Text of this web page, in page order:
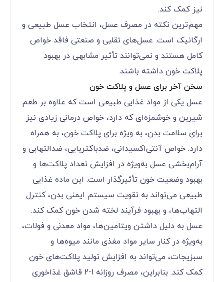
نیز کمک کند.
مهم‌ترین نکته در مصرف عسل، انتخاب عسل طبیعی و
ارگانیک است. عسل‌های تقلبی و صنعتی فاقد خواص
کامل هستند و نمی‌توانند تأثیر مشابهی در بهبود
پلاکت خون داشته باشند.
سخن آخر برای عسل و پلاکت خون
عسل یکی از مواد غذایی طبیعی است که علاوه بر طعم
شیرین و خوشمزه‌ای که دارد، خواص درمانی زیادی نیز
برای سلامت بدن، به ویژه برای پلاکت خون، به همراه
دارد. خواص آنتی‌اکسیدانی، ضدباکتریایی، ضدالتهابی و
آرام‌بخشی عسل به‌ویژه در افزایش تعداد پلاکت‌ها و
بهبود وضعیت خون تأثیرگذار است. این ماده غذایی
طبیعی می‌تواند به تقویت سیستم ایمنی بدن، کنترل
التهاب‌ها، و بهبود فرآیند لخته شدن خون کمک کند.
عسل به دلیل داشتن ویتامین‌ها، مواد معدنی و فولات،
به‌ویژه در کنار سایر مواد مغذی مانند میوه‌ها و
سبزیجات، می‌تواند به افزایش تولید پلاکت‌های خون
کمک کند. بنابراین، مصرف روزانه 1-2 قاشق غذاخوری